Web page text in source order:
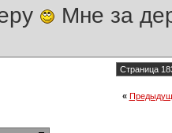
Мне за
Страница
«